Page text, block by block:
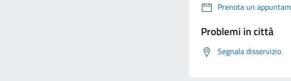
Prenota un
Problemi in città
Segnala disservizio